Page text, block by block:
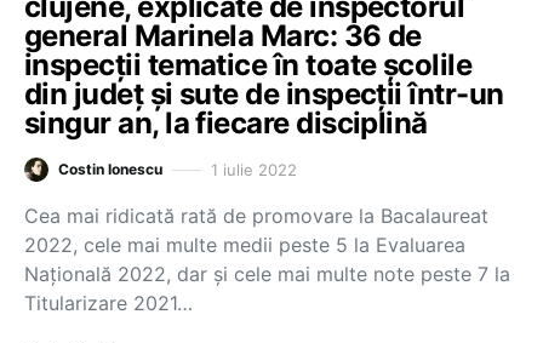
general Marinela Marc: 36 de
inspecții tematice în toate școlile
din județ și sute de inspecții într-un
singur an, la fiecare disciplină
Costin Ionescu 1 iulie 2022
Cea mai ridicată rată de promovare la Bacalaureat
2022, cele mai multe medii peste 5 la Evaluarea
Națională 2022, dar și cele mai multe note peste 7 la
Titularizare 2021…